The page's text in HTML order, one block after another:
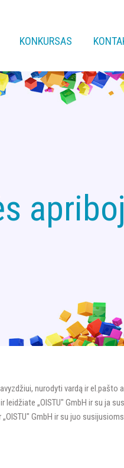
KONKURSAS
nurodyti vardą ir el.pašto
„OISTU" GmbH ir su ja
GmbH ir su juo